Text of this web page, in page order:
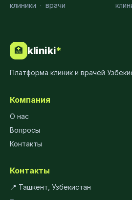
клиники · врачи
🏥 kliniki*
Платформа клиник и врачей
Компания
О нас
Вопросы
Контакты
Контакты
📍 Ташкент, Узбекистан